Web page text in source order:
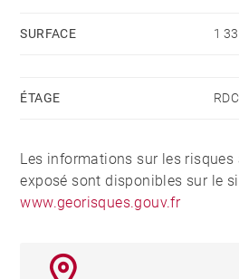
SURFACE 1
ÉTAGE RDC
Les informations sur les risques
exposé sont disponibles sur le
www.georisques.gouv.fr